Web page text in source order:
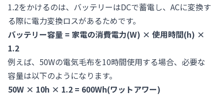
1.2をかけるのは、バッテリーはDCで蓄電し、ACに変換す
る際に電力変換ロスがあるためです。
バッテリー容量 = 家電の消費電力(W) × 使用時間(h) ×
1.2
例えば、50Wの電気毛布を10時間使用する場合、必要な
容量は以下のようになります。
50W × 10h × 1.2 = 600Wh(ワットアワー)